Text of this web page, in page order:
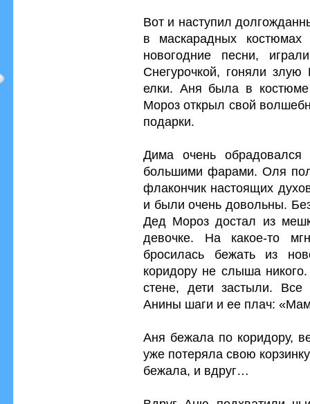
Вот и наступил
в маскарадных
новогодние песни,
Снегурочкой, гоняли злую
елки. Аня была в
Мороз открыл свой
подарки.
Дима очень обрадовался
большими фарами. Оля
флакончик настоящих
и были очень довольны.
Дед Мороз достал из
девочке. На какое-то
бросилась бежать из
коридору не слыша
стене, дети застыли.
Анины шаги и ее плач:
Аня бежала по коридору,
уже потеряла свою
бежала, и вдруг…